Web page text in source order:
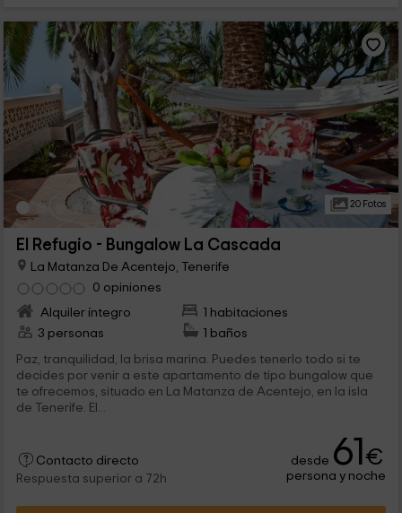
20 Fotos
El Refugio - Bungalow La Cascada
La Matanza De Acentejo, Tenerife
0 opiniones
Alquiler íntegro
1 habitaciones
3 personas
1 baños
Paz, tranquilidad, la brisa marina. Puedes tenerlo todo si te
decides por venir a este apartamento de tipo bungalow que
te ofrecemos, situado en La Matanza de Acentejo, en la isla
de Tenerife. El...
Contacto directo
Respuesta superior a 72h
desde 61€
persona y noche